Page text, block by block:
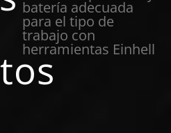
batería adecuada
para el tipo de
trabajo con
herramientas Einhell